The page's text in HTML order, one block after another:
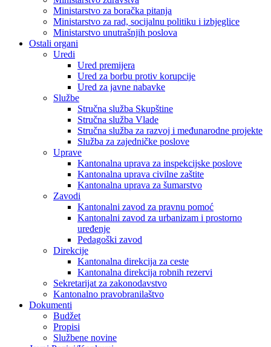
Ministarstvo za boračka pitanja
Ministarstvo za rad, socijalnu politiku i izbjeglice
Ministarstvo unutrašnjih poslova
Ostali organi
Uredi
Ured premijera
Ured za borbu protiv korupcije
Ured za javne nabavke
Službe
Stručna služba Skupštine
Stručna služba Vlade
Stručna služba za razvoj i međunarodne projekte
Služba za zajedničke poslove
Uprave
Kantonalna uprava za inspekcijske poslove
Kantonalna uprava civilne zaštite
Kantonalna uprava za šumarstvo
Zavodi
Kantonalni zavod za pravnu pomoć
Kantonalni zavod za urbanizam i prostorno
uređenje
Pedagoški zavod
Direkcije
Kantonalna direkcija za ceste
Kantonalna direkcija robnih rezervi
Sekretarijat za zakonodavstvo
Kantonalno pravobranilaštvo
Dokumenti
Budžet
Propisi
Službene novine